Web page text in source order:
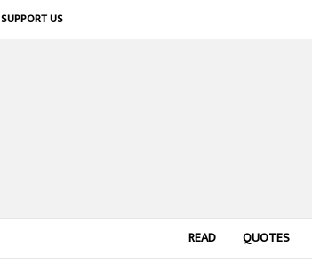
SUPPORT US
READ QUOTES